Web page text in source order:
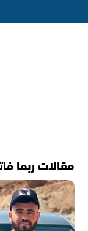
مقالات ربما